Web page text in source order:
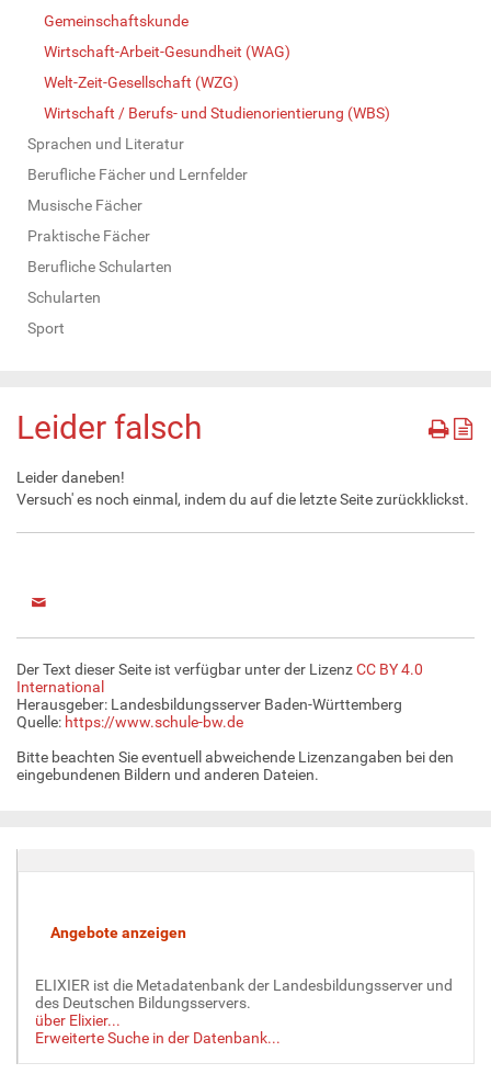
Gemeinschaftskunde
Wirtschaft-Arbeit-Gesundheit (WAG)
Welt-Zeit-Gesellschaft (WZG)
Wirtschaft / Berufs- und Studienorientierung (WBS)
Sprachen und Literatur
Berufliche Fächer und Lernfelder
Musische Fächer
Praktische Fächer
Berufliche Schularten
Schularten
Sport
Leider falsch
Leider daneben!
Versuch' es noch einmal, indem du auf die letzte Seite zurückklickst.
Der Text dieser Seite ist verfügbar unter der LizenzCC BY 4.0
International
Herausgeber: Landesbildungsserver Baden-Württemberg
Quelle: https://www.schule-bw.de
Bitte beachten Sie eventuell abweichende Lizenzangaben bei den
eingebundenen Bildern und anderen Dateien.
ELIXIER ist die Metadatenbank der Landesbildungsserver und
des Deutschen Bildungsservers.
über Elixier...
Erweiterte Suche in der Datenbank...